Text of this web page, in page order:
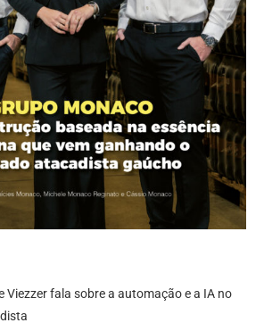
Viezzer fala sobre a automação e a IA no